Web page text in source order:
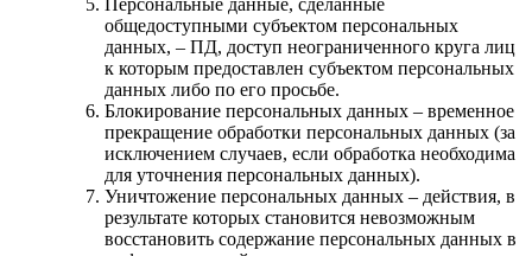
общедоступными субъектом персональных
данных, – ПД, доступ неограниченного круга лиц
к которым предоставлен субъектом персональных
данных либо по его просьбе.
Блокирование персональных данных – временное
прекращение обработки персональных данных (за
исключением случаев, если обработка необходима
для уточнения персональных данных).
Уничтожение персональных данных – действия, в
результате которых становится невозможным
восстановить содержание персональных данных в